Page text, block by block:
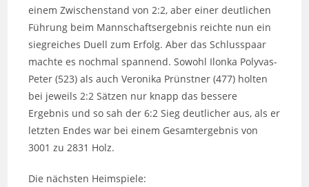
einem Zwischenstand von 2:2, aber einer deutlichen
Führung beim Mannschaftsergebnis reichte nun ein
siegreiches Duell zum Erfolg. Aber das Schlusspaar
machte es nochmal spannend. Sowohl Ilonka Polyvas-
Peter (523) als auch Veronika Prünstner (477) holten
bei jeweils 2:2 Sätzen nur knapp das bessere
Ergebnis und so sah der 6:2 Sieg deutlicher aus, als er
letzten Endes war bei einem Gesamtergebnis von
3001 zu 2831 Holz.
Die nächsten Heimspiele: